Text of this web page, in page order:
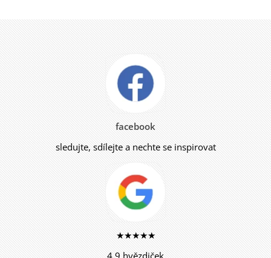
facebook
sledujte, sdílejte a nechte se inspirovat
★★★★★